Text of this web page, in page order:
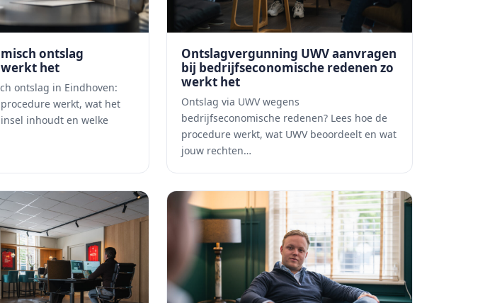
ontslag
werkt het
ontslag in Eindhoven:
procedure werkt, wat het
inhoudt en welke
Ontslagvergunning UWV aanvragen
bij bedrijfseconomische redenen zo
werkt het
Ontslag via UWV wegens
bedrijfseconomische redenen? Lees hoe de
procedure werkt, wat UWV beoordeelt en wat
jouw rechten…